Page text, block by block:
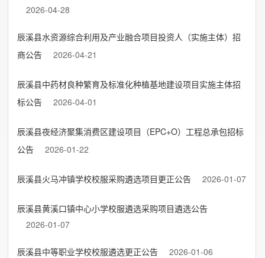
2026-04-28
辰溪县水资源综合利用及产业融合项目投资人（实施主体）招
商公告
2026-04-21
辰溪县中药材良种繁育及标准化种植基地建设项目实施主体招
标公告
2026-04-01
辰溪县夜经济聚集消费区建设项目（EPC+O）工程总承包招标
公告
2026-01-22
辰溪县火马冲镇学校校服采购遴选项目更正公告 2026-01-07
辰溪县黄溪口镇中心小学校服遴选采购项目遴选公告
2026-01-07
辰溪县中等职业学校校服遴选更正公告 2026-01-06